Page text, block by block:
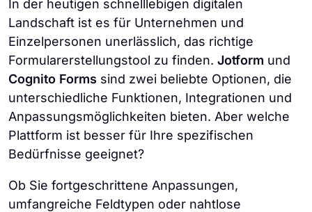
In der heutigen schnelllebigen digitalen
Landschaft ist es für Unternehmen und
Einzelpersonen unerlässlich, das richtige
Formularerstellungstool zu finden. Jotform und
Cognito Forms sind zwei beliebte Optionen, die
unterschiedliche Funktionen, Integrationen und
Anpassungsmöglichkeiten bieten. Aber welche
Plattform ist besser für Ihre spezifischen
Bedürfnisse geeignet?
Ob Sie fortgeschrittene Anpassungen,
umfangreiche Feldtypen oder nahtlose